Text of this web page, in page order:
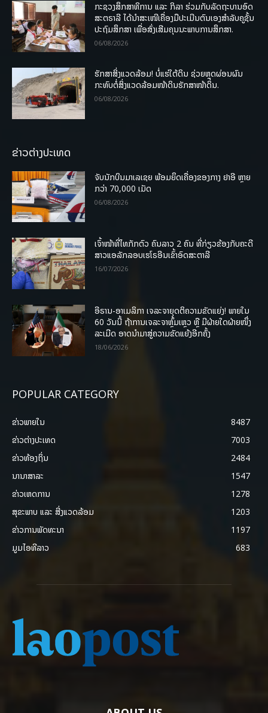
ກະຊວງສຶກສາທິການ ແລະ ກິລາ ຮ່ວມກັບລັດຖະບານອົດ
ສະຕຣາລີ ໄດ້ນຳສະເໜີເຄື່ອງມືປະເມີນຕົນເອງສຳລັບຄູຊັ້ນ
ປະຖົມສຶກສາ ເພື່ອສົ່ງເສີມຄຸນນະພາບການສຶກສາ.
06/08/2026
ຮັກສາສິ່ງແວດລ້ອມ! ບໍ່ແຮ່ໃຕ້ດິນ ຊ່ວຍຫຼຸດຜ່ອນຜົນ
ກະທົບຕໍ່ສິ່ງແວດລ້ອມໜ້າດິນຮັກສາໜ້າດິນ.
06/08/2026
ຂ່າວຕ່າງປະເທດ
ຈັບນັກບິນມາເລເຊຍ ພ້ອມຍຶດເຄື່ອງຂອງກາງ ຢາອີ ຫຼາຍ
ກວ່າ 70,000 ເມັດ
06/08/2026
ເຈົ້າໜ້າທີ່ໄທກັກຕົວ ຄົນລາວ 2 ຄົນ ທີ່ກ່ຽວຂ້ອງກັບຄະດີ
ສາວແອລັກລອບເຮໂຣອີນເຂົ້າອົດສະຕາລີ
16/07/2026
ອີຣານ-ອາເມລິກາ ເຈລະຈາຍຸດຕິຄວາມຂັດແຍ່ງ! ພາຍໃນ
60 ວັນນີ້ ຖ້າການເຈລະຈາຫຼົ້ມເຫຼວ ຫຼື ມີຝ່າຍໃດຝ່າຍໜຶ່ງ
ລະເມີດ ອາດນໍາມາສູ່ຄວາມຂັດແຍ້ງອີກຄັ້ງ
18/06/2026
POPULAR CATEGORY
ຂ່າວພາຍ​ໃນ
8487
ຂ່າວຕ່າງປະເທດ
7003
ຂ່າວທ້ອງຖິ່ນ
2484
ນານາສາລະ
1547
ຂ່າວເຫດການ
1278
ສຸຂະພາບ ແລະ ສີ່ງແວດລ້ອມ
1203
ຂ່າວການພັດທະນາ
1197
ມູມໄອທີລາວ
683